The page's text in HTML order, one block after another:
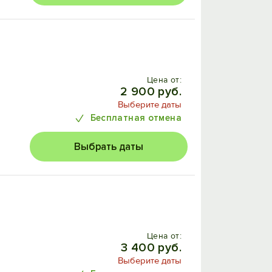
Цена от:
2 900 руб.
Выберите даты
Бесплатная отмена
Выбрать даты
Цена от:
3 400 руб.
Выберите даты